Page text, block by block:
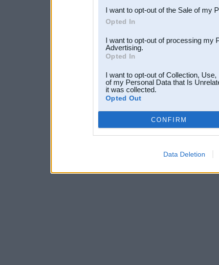
I want to opt-out of the Sale of my
Opted In
I want to opt-out of processing my
Advertising.
Opted In
I want to opt-out of Collection,
of my Personal Data that Is
it was collected.
Opted Out
CONFIRM
Data Deletion